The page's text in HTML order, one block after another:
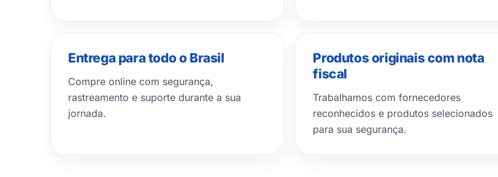
Entrega para todo o Brasil
Compre online com segurança,
rastreamento e suporte durante a sua
jornada.
Produtos originais com nota
fiscal
Trabalhamos com fornecedores
reconhecidos e produtos selecionados
para sua segurança.